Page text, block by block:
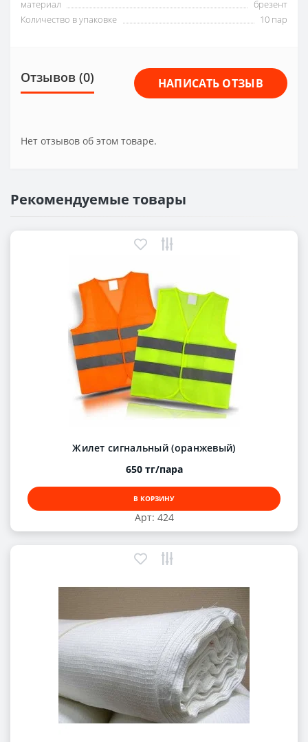
материал
брезент
Количество в упаковке
10 пар
Отзывов (0) НАПИСАТЬ ОТЗЫВ
Нет отзывов об этом товаре.
Рекомендуемые товары
Арт: 424
Жилет сигнальный (оранжевый)
650 тг/пара
В КОРЗИНУ